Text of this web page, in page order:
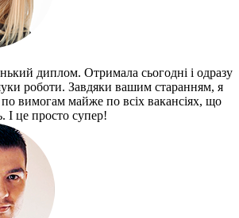
диплом. Отримала сьогодні і одразу
роботи. Завдяки вашим старанням, я
вимогам майже по всіх вакансіях, що
І це просто супер!